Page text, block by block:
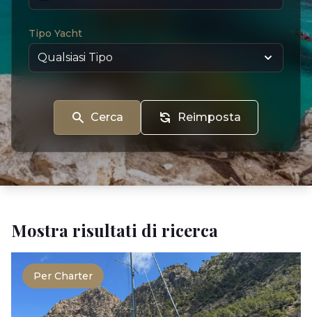
Tipo Yacht
Cerca Reimposta
Mostra risultati di ricerca
Per Charter